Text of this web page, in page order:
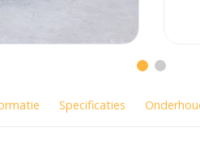
Specificaties